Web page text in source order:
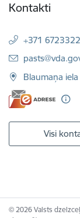
Kontakti
+371
E-pasts:
Blaumaņa
Visi
© 2026 Valsts